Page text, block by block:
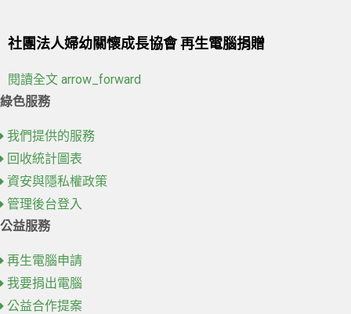
社團法人婦幼關懷成長協會 再生電腦捐贈
閱讀全文 arrow_forward
綠色服務
我們提供的服務
回收統計圖表
資安與隱私權政策
管理後台登入
公益服務
再生電腦申請
我要捐出電腦
公益合作提案